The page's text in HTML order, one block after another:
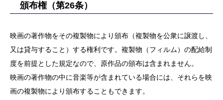
頒布権（第26条）
映画の著作物をその複製物により頒布（複製物を公衆に譲渡し、
又は貸与すること）する権利です。複製物（フィルム）の配給制
度を前提とした規定なので、原作品の頒布は含まれません。
映画の著作物の中に音楽等が含まれている場合には、それらを映
画の複製物により頒布することもできます。